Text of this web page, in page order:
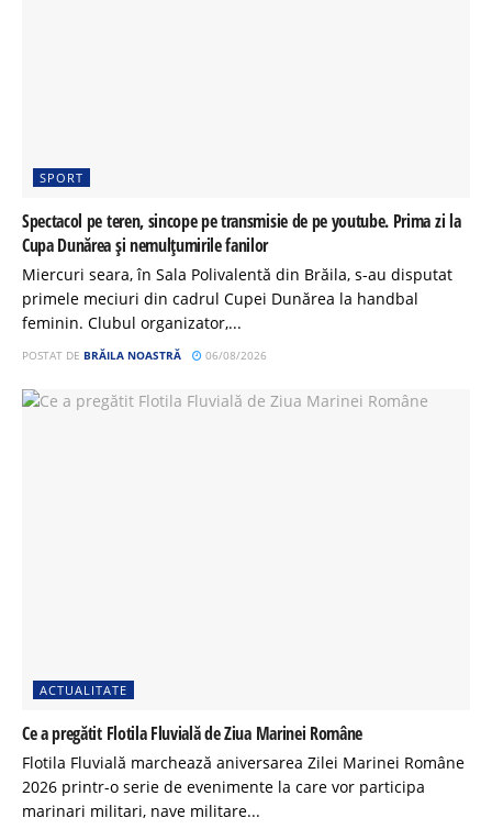
SPORT
Spectacol pe teren, sincope pe transmisie de pe youtube. Prima zi la
Cupa Dunărea și nemulțumirile fanilor
Miercuri seara, în Sala Polivalentă din Brăila, s-au disputat
primele meciuri din cadrul Cupei Dunărea la handbal
feminin. Clubul organizator,...
POSTAT DE BRĂILA NOASTRĂ 06/08/2026
ACTUALITATE
Ce a pregătit Flotila Fluvială de Ziua Marinei Române
Flotila Fluvială marchează aniversarea Zilei Marinei Române
2026 printr-o serie de evenimente la care vor participa
marinari militari, nave militare...